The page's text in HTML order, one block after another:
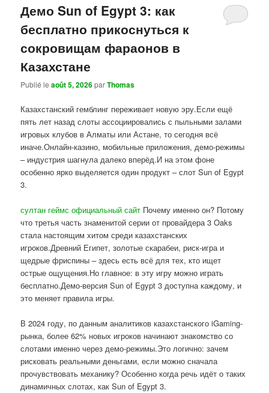
Демо Sun of Egypt 3: как
бесплатно прикоснуться к
сокровищам фараонов в
Казахстане
Publié leaoût 5, 2026parThomas
Казахстанский гемблинг переживает новую эру.Если ещё
пять лет назад слоты ассоциировались с пыльными залами
игровых клубов в Алматы или Астане, то сегодня всё
иначе.Онлайн-казино, мобильные приложения, демо-режимы
– индустрия шагнула далеко вперёд.И на этом фоне
особенно ярко выделяется один продукт – слот Sun of Egypt
3.
султан геймс официальный сайт Почему именно он? Потому
что третья часть знаменитой серии от провайдера 3 Oaks
стала настоящим хитом среди казахстанских
игроков.Древний Египет, золотые скарабеи, риск-игра и
щедрые фриспины – здесь есть всё для тех, кто ищет
острые ощущения.Но главное: в эту игру можно играть
бесплатно.Демо-версия Sun of Egypt 3 доступна каждому, и
это меняет правила игры.
В 2024 году, по данным аналитиков казахстанского iGaming-
рынка, более 62% новых игроков начинают знакомство со
слотами именно через демо-режимы.Это логично: зачем
рисковать реальными деньгами, если можно сначала
прочувствовать механику? Особенно когда речь идёт о таких
динамичных слотах, как Sun of Egypt 3.